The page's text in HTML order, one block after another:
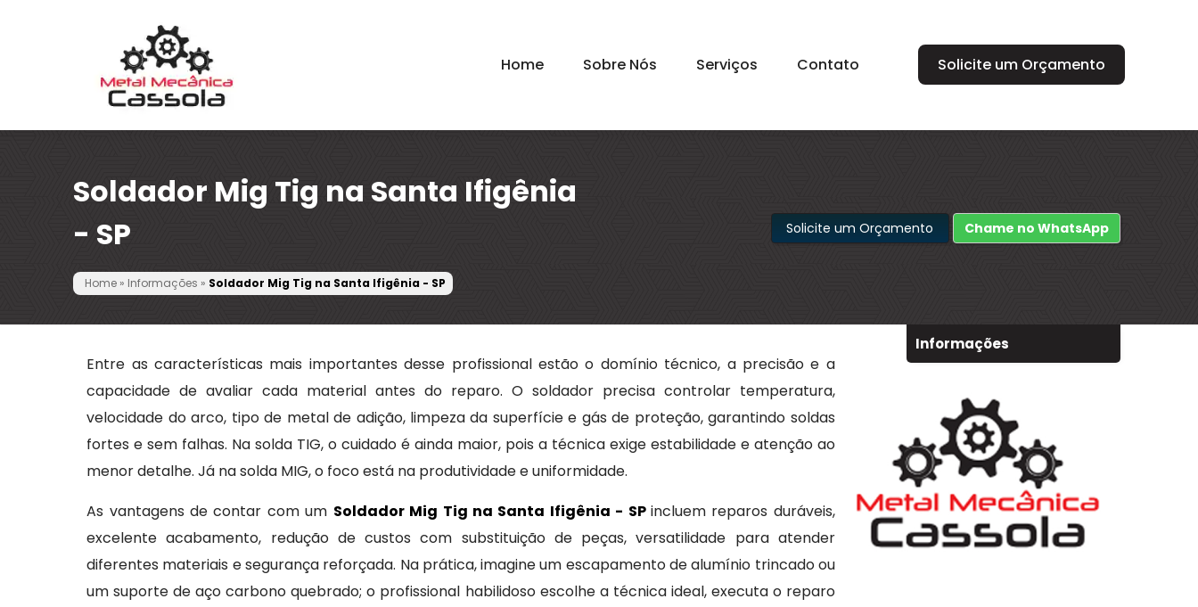
Home Sobre Nós Serviços Contato Solicite um Orçamento
Soldador Mig Tig na Santa Ifigênia
- SP
Home » Informações » Soldador Mig Tig na Santa Ifigênia - SP
Solicite um Orçamento Chame no WhatsApp
Entre as características mais importantes desse profissional estão o domínio técnico, a precisão e a
capacidade de avaliar cada material antes do reparo. O soldador precisa controlar temperatura,
velocidade do arco, tipo de metal de adição, limpeza da superfície e gás de proteção, garantindo soldas
fortes e sem falhas. Na solda TIG, o cuidado é ainda maior, pois a técnica exige estabilidade e atenção ao
menor detalhe. Já na solda MIG, o foco está na produtividade e uniformidade.
As vantagens de contar com um Soldador Mig Tig na Santa Ifigênia - SP incluem reparos duráveis,
excelente acabamento, redução de custos com substituição de peças, versatilidade para atender
diferentes materiais e segurança reforçada. Na prática, imagine um escapamento de alumínio trincado ou
um suporte de aço carbono quebrado; o profissional habilidoso escolhe a técnica ideal, executa o reparo
Informações